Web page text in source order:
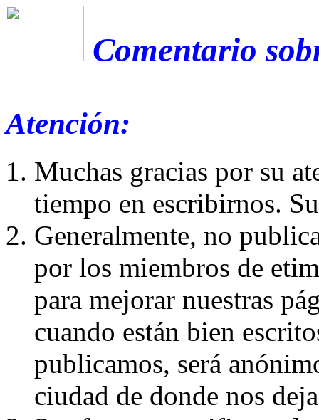
Comentario
Atención:
Muchas gracias por su
tiempo en escribirnos.
Generalmente, no
por los miembros de
para mejorar nuestras
cuando están bien
publicamos, será
ciudad de donde nos